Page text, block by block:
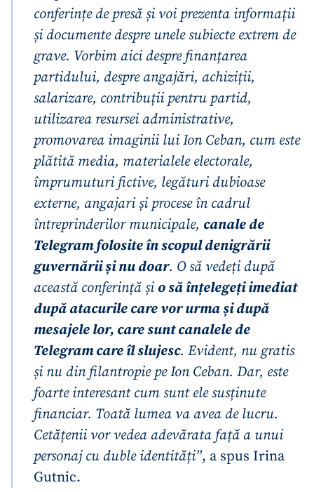
conferințe de presă și voi prezenta informații
și documente despre unele subiecte extrem de
grave. Vorbim aici despre finanțarea
partidului, despre angajări, achiziții,
salarizare, contribuții pentru partid,
utilizarea resursei administrative,
promovarea imaginii lui Ion Ceban, cum este
plătită media, materialele electorale,
împrumuturi fictive, legături dubioase
externe, angajari și procese în cadrul
întreprinderilor municipale, canale de
Telegram folosite în scopul denigrării
guvernării și nu doar. O să vedeți după
această conferință și o să înțelegeți imediat
după atacurile care vor urma și după
mesajele lor, care sunt canalele de
Telegram care îl slujesc. Evident, nu gratis
și nu din filantropie pe Ion Ceban. Dar, este
foarte interesant cum sunt ele susținute
financiar. Toată lumea va avea de lucru.
Cetățenii vor vedea adevărata față a unui
personaj cu duble identități”, a spus Irina
Gutnic.
ȘTIREA MEA
Titlu știre
+ Adaugă titlu
Fotografie
+ Încarcă imagine
Link media+ Link media
Mesajul știrei